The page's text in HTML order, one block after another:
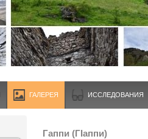
ГАЛЕРЕЯ ИССЛЕДОВАНИЯ
Гаппи (ГIаппи)